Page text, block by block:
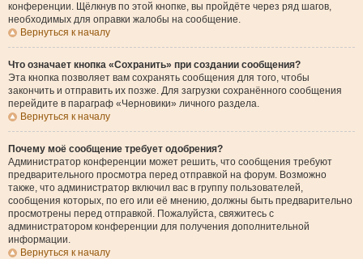
конференции. Щёлкнув по этой кнопке, вы пройдёте через ряд шагов,
необходимых для оправки жалобы на сообщение.
Вернуться к началу
Что означает кнопка «Сохранить» при создании сообщения?
Эта кнопка позволяет вам сохранять сообщения для того, чтобы
закончить и отправить их позже. Для загрузки сохранённого сообщения
перейдите в параграф «Черновики» личного раздела.
Вернуться к началу
Почему моё сообщение требует одобрения?
Администратор конференции может решить, что сообщения требуют
предварительного просмотра перед отправкой на форум. Возможно
также, что администратор включил вас в группу пользователей,
сообщения которых, по его или её мнению, должны быть предварительно
просмотрены перед отправкой. Пожалуйста, свяжитесь с
администратором конференции для получения дополнительной
информации.
Вернуться к началу